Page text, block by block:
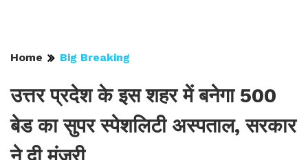
Home Big Breaking
उत्तर प्रदेश के इस शहर में बनेगा 500
बेड का सुपर स्पेशलिटी अस्पताल, सरकार